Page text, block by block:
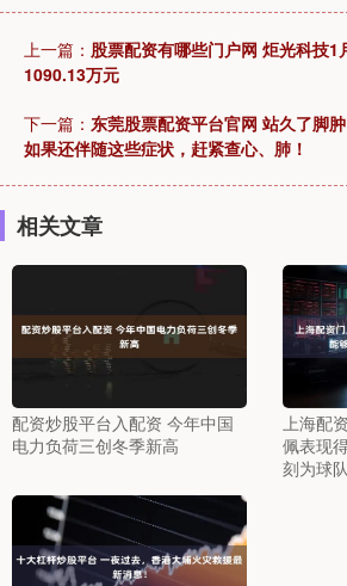
上一篇： 股票配资有哪些门户网 炬光科技1
1090.13万元
下一篇： 东莞股票配资平台官网 站久了脚
如果还伴随这些症状，赶紧查心、肺！
相关文章
配资炒股平台入配资 今年中国
电力负荷三创冬季新高
上海配
佩表现
刻为球